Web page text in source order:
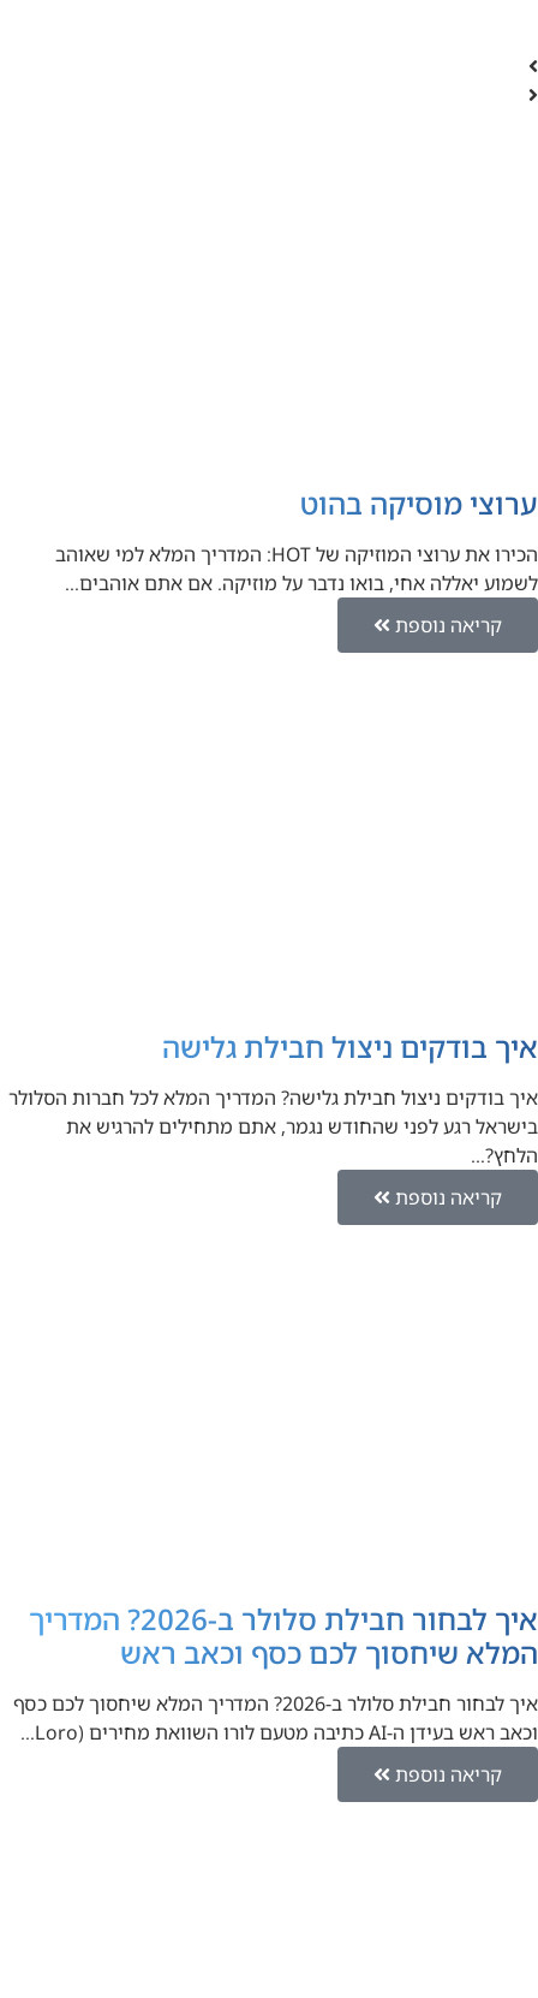
ערוצי מוסיקה בהוט
הכירו את ערוצי המוזיקה של HOT: המדריך המלא למי שאוהב
לשמוע יאללה אחי, בואו נדבר על מוזיקה. אם אתם אוהבים…
קריאה נוספת
איך בודקים ניצול חבילת גלישה
איך בודקים ניצול חבילת גלישה? המדריך המלא לכל חברות הסלולר
בישראל רגע לפני שהחודש נגמר, אתם מתחילים להרגיש את
הלחץ?…
קריאה נוספת
איך לבחור חבילת סלולר ב-2026? המדריך
המלא שיחסוך לכם כסף וכאב ראש
איך לבחור חבילת סלולר ב-2026? המדריך המלא שיחסוך לכם כסף
וכאב ראש בעידן ה-AI כתיבה מטעם לורו השוואת מחירים (Loro…
קריאה נוספת